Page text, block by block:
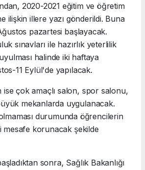
2020-2021 eğitim ve öğretim
ilişkin illere yazı gönderildi. Buna
pazartesi başlayacak.
sınavları ile hazırlık yeterlilik
halinde iki haftaya
11 Eylül'de yapılacak.
ise çok amaçlı salon, spor salonu,
mekanlarda uygulanacak.
durumunda öğrencilerin
mesafe korunacak şekilde
sonra, Sağlık Bakanlığı